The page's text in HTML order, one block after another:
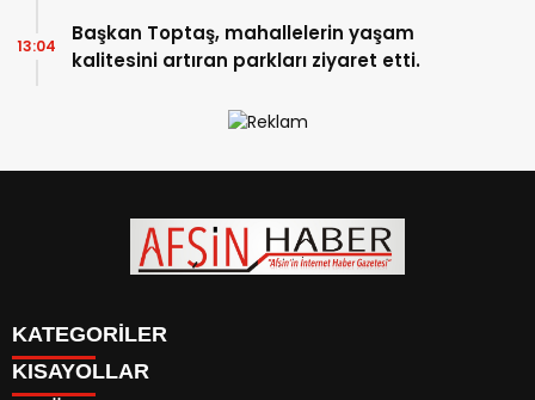
Başkan Toptaş, mahallelerin yaşam
kalitesini artıran parkları ziyaret etti.
13:04
KATEGORİLER
SİYASET
KISAYOLLAR